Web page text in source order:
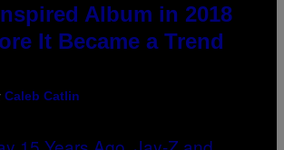
Album in 2018
It Became a Trend
Caleb Catlin